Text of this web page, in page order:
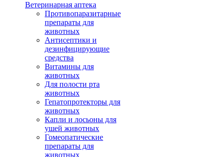
Ветеринарная аптека
Противопаразитарные
препараты для
животных
Антисептики и
дезинфицирующие
средства
Витамины для
животных
Для полости рта
животных
Гепатопротекторы для
животных
Капли и лосьоны для
ушей животных
Гомеопатические
препараты для
животных